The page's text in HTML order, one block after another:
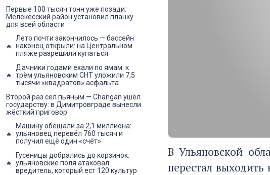
В Ульяновской
перестал
Первые 100 тысяч тонн уже позади:
Мелекесский район установил планку
для всей области
Лето почти закончилось — бассейн
наконец открыли: на Центральном
пляже разрешили купаться
Дачники годами ехали по ямам: к
трём ульяновским СНТ уложили 7,5
тысячи «квадратов» асфальта
Второй раз сел пьяным — Changan ушёл
государству: в Димитровграде вынесли
жёсткий приговор
Машину обещали за 2,1 миллиона:
ульяновец перевёл 760 тысяч и
получил ещё один «счёт»
Гусеницы добрались до корзинок:
ульяновские поля атаковал
вредитель, который ест 120 культур